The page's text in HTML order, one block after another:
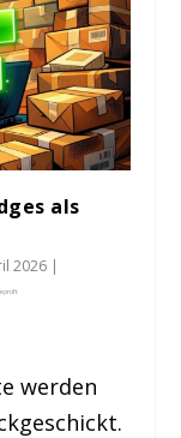
als
2026 |
werden